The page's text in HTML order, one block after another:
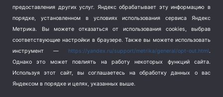
предоставления других услуг. Яндекс обрабатывает эту информацию в
порядке, установленном в условиях использования сервиса Яндекс
Метрика.
Вы можете отказаться от использования cookies, выбрав
соответствующие настройки в браузере. Также вы можете использовать
инструмент — https://yandex.ru/support/metrika/general/opt-out.html.
Однако это может повлиять на работу некоторых функций сайта.
Используя этот сайт, вы соглашаетесь на обработку данных о вас
Яндексом в порядке и целях, указанных выше.